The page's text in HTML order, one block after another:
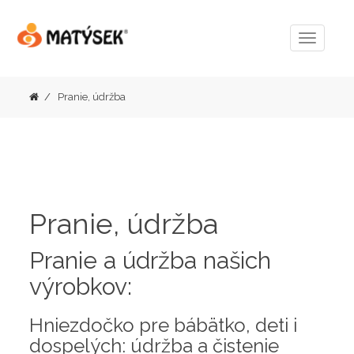
Menu
Pranie, údržba
Pranie, údržba
Pranie a údržba našich
výrobkov:
Hniezdočko pre bábätko, deti i
dospelých: údržba a čistenie